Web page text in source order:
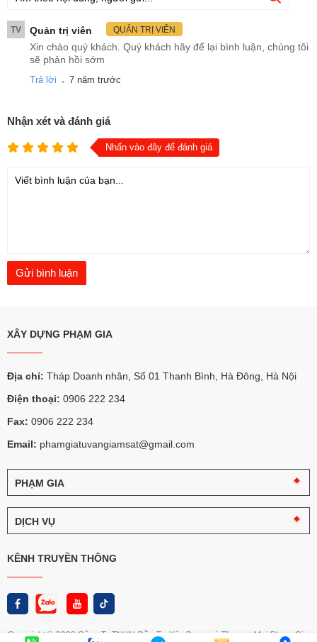
TV Quản trị viên QUẢN TRỊ VIÊN
Xin chào quý khách. Quý khách hãy để lại bình luận, chúng tôi
sẽ phản hồi sớm
Trả lời . 7 năm trước
Nhận xét và đánh giá
Nhấn vào đây để đánh giá
XÂY DỰNG PHẠM GIA
Địa chỉ: Tháp Doanh nhân, Số 01 Thanh Bình, Hà Đông, Hà Nội
Điện thoại: 0906 222 234
Fax: 0906 222 234
Email: phamgiatuvangiamsat@gmail.com
PHẠM GIA
chuyện
Phạm
Logo
và
diện
Phạm
DỊCH VỤ
vấn
sát
Thi
công
KÊNH TRUYỀN THÔNG
Copyright © 2020 Công Ty TNHH Đầu Tư Xây Dựng và Thương Mại Phạm Gia